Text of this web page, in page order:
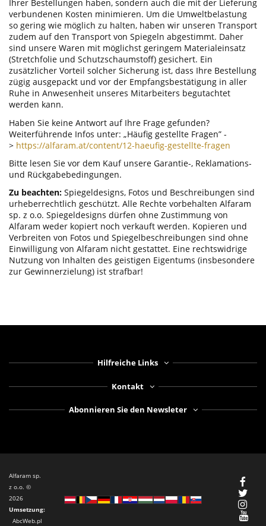
Ihrer Bestellungen haben, sondern auch die mit der Lieferung
verbundenen Kosten minimieren. Um die Umweltbelastung
so gering wie möglich zu halten, haben wir unseren Transport
zudem auf den Transport von Spiegeln abgestimmt. Daher
sind unsere Waren mit möglichst geringem Materialeinsatz
(Stretchfolie und Schutzschaumstoff) gesichert. Ein
zusätzlicher Vorteil solcher Sicherung ist, dass Ihre Bestellung
zügig ausgepackt und vor der Empfangsbestätigung in aller
Ruhe in Anwesenheit unseres Mitarbeiters begutachtet
werden kann.
Haben Sie keine Antwort auf Ihre Frage gefunden?
Weiterführende Infos unter: „Häufig gestellte Fragen” -
> https://alfaram.at/content/12-haeufig-gestellte-fragen
Bitte lesen Sie vor dem Kauf unsere Garantie-, Reklamations-
und Rückgabebedingungen.
Zu beachten: Spiegeldesigns, Fotos und Beschreibungen sind
urheberrechtlich geschützt. Alle Rechte vorbehalten Alfaram
sp. z o.o. Spiegeldesigns dürfen ohne Zustimmung von
Alfaram weder kopiert noch verkauft werden. Kopieren und
Verbreiten von Fotos und Spiegelbeschreibungen sind ohne
Einwilligung von Alfaram nicht gestattet. Eine rechtswidrige
Nutzung von Inhalten des geistigen Eigentums (insbesondere
zur Gewinnerzielung) ist strafbar!
Hilfreiche Links
Kontakt
Abonnieren Sie den Newsleter
Alfaram sp.
z o.o. ©
2026
Umsetzung:
AbcWeb.pl